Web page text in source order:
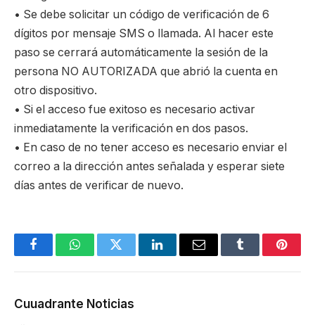
• Se debe solicitar un código de verificación de 6
dígitos por mensaje SMS o llamada. Al hacer este
paso se cerrará automáticamente la sesión de la
persona NO AUTORIZADA que abrió la cuenta en
otro dispositivo.
• Si el acceso fue exitoso es necesario activar
inmediatamente la verificación en dos pasos.
• En caso de no tener acceso es necesario enviar el
correo a la dirección antes señalada y esperar siete
días antes de verificar de nuevo.
FacebookWhatsAppTwitter LinkedInEmail Tumblr
Cuuadrante Noticias